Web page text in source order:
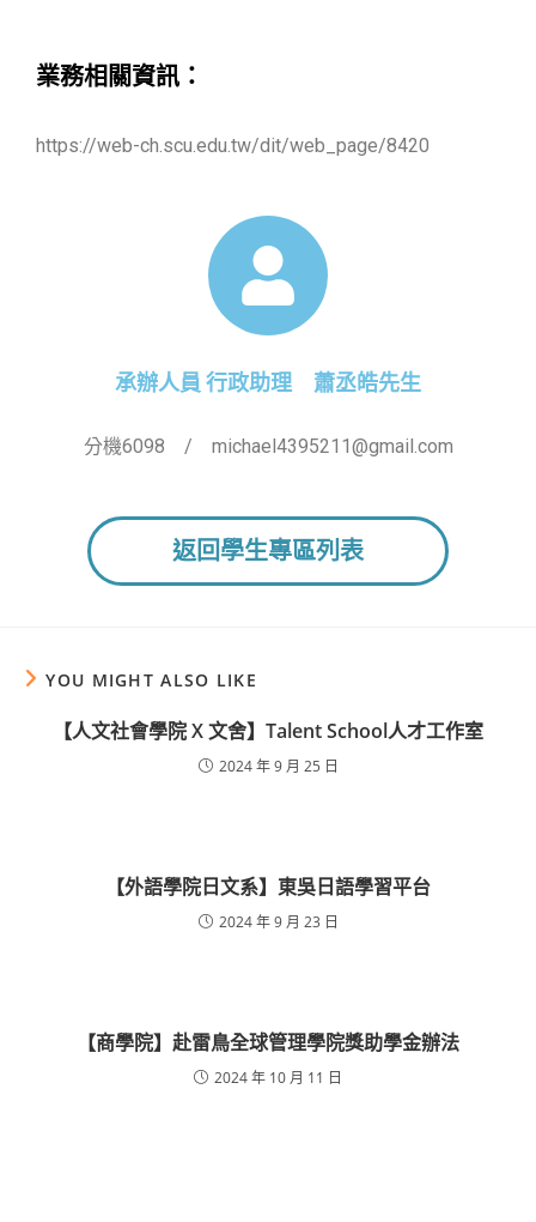
業務相關資訊：
https://web-ch.scu.edu.tw/dit/web_page/8420
承辦人員 行政助理 蕭丞皓先生
分機6098 / michael4395211@gmail.com
返回學生專區列表
YOU MIGHT ALSO LIKE
【人文社會學院 X 文舍】Talent School人才工作室
2024 年 9 月 25 日
【外語學院日文系】東吳日語學習平台
2024 年 9 月 23 日
【商學院】赴雷鳥全球管理學院獎助學金辦法
2024 年 10 月 11 日